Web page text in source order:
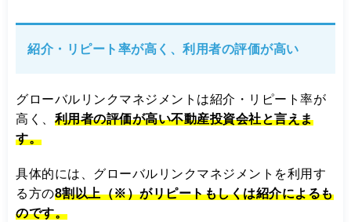
紹介・リピート率が高く、利用者の評価が高い
グローバルリンクマネジメントは紹介・リピート率が
高く、 利用者の評価が高い不動産投資会社と言えま
す。
具体的には、グローバルリンクマネジメントを利用す
る方の8割以上（※）がリピートもしくは紹介によるも
のです。